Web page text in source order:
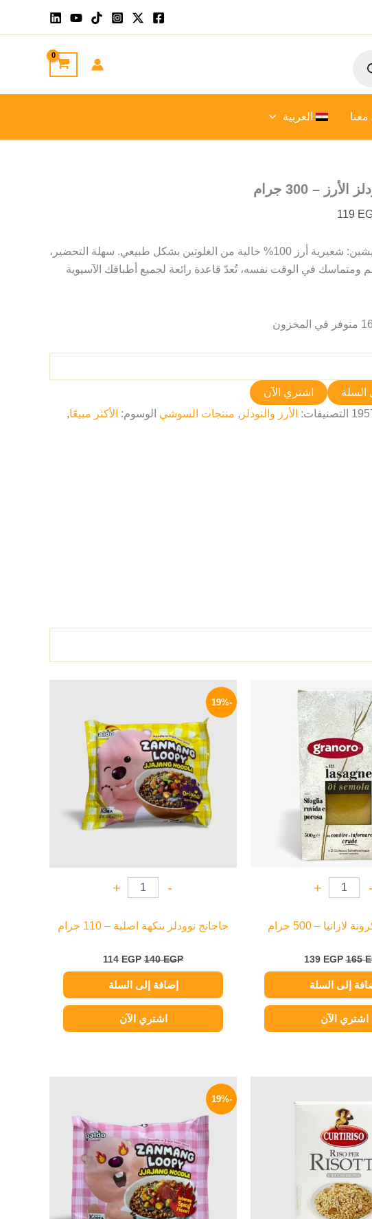
العربية
– 300 جرام
119
شعيرية أرز إيشين: شعيرية أرز 100% خالية من الغلوتين بشكل طبيعي. سهلة التحضير،
ومتماسك في الوقت نفسه، تُعدّ قاعدة رائعة لجميع أطباقك الآسيوية
16 متوفر في المخزون
السلة
اشتري الآن
التصنيفات: الأرز والنودلز , منتجات السوشي الوسوم: الأكثر مبيعًا,
-
+
– 500 جرام
165
الأصلي
هو:
165 EGP.
139 EGP
الحالي
هو:
139 EGP.
إلى السلة
اشتري الآن
-19%
-
+
جاجانج نوودلز بنكهة اصلية – 110 جرام
140EGP
140 EGP.
114 EGP
114 EGP.
إضافة إلى السلة
اشتري الآن
هو:
380 EGP.
هو:
-19%
114 EGP.